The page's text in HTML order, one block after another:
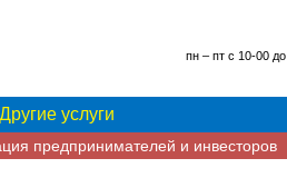
пн – пт с 10-00
услуги
предпринимателей и инвесторов